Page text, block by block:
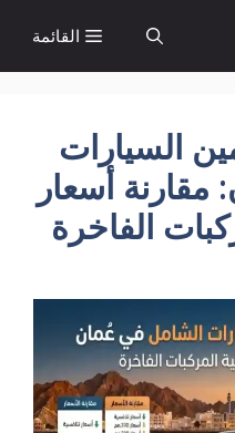
القائمة
السيارات
أسعار
الفاخرة